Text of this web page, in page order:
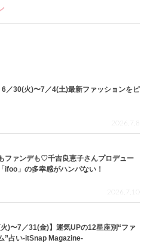
6／30(火)〜7／4(土)最新ファッションをピ
2026.7.8
ファンデも♡千吉良恵子さんプロデュー
ifoo」の多幸感がハンパない！
2026.7.10
火)〜7／31(金)】運気UPの12星座別“ファ
”占い-itSnap Magazine-